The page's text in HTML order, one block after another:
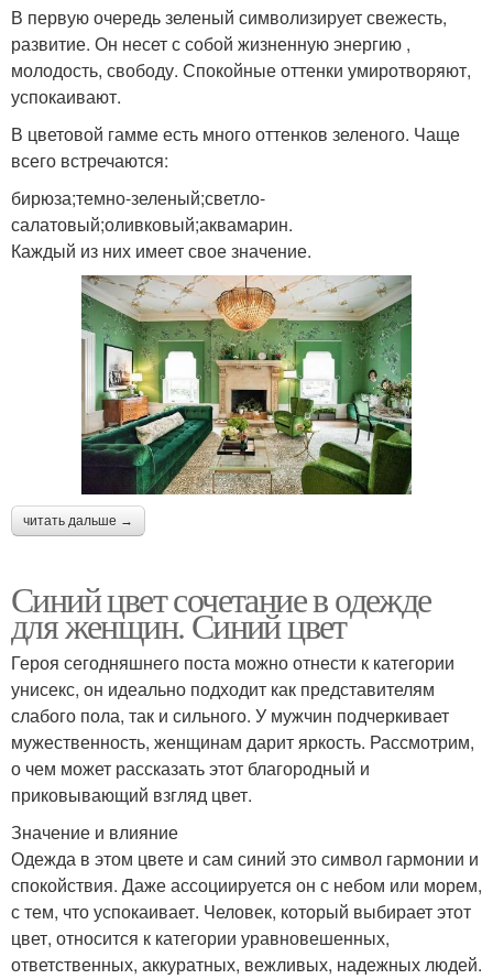
В первую очередь зеленый символизирует свежесть,
развитие. Он несет с собой жизненную энергию ,
молодость, свободу. Спокойные оттенки умиротворяют,
успокаивают.
В цветовой гамме есть много оттенков зеленого. Чаще
всего встречаются:
бирюза;темно-зеленый;светло-
салатовый;оливковый;аквамарин.
Каждый из них имеет свое значение.
читать дальше →
Синий цвет сочетание в одежде
для женщин. Синий цвет
Героя сегодняшнего поста можно отнести к категории
унисекс, он идеально подходит как представителям
слабого пола, так и сильного. У мужчин подчеркивает
мужественность, женщинам дарит яркость. Рассмотрим,
о чем может рассказать этот благородный и
приковывающий взгляд цвет.
Значение и влияние
Одежда в этом цвете и сам синий это символ гармонии и
спокойствия. Даже ассоциируется он с небом или морем,
с тем, что успокаивает. Человек, который выбирает этот
цвет, относится к категории уравновешенных,
ответственных, аккуратных, вежливых, надежных людей.